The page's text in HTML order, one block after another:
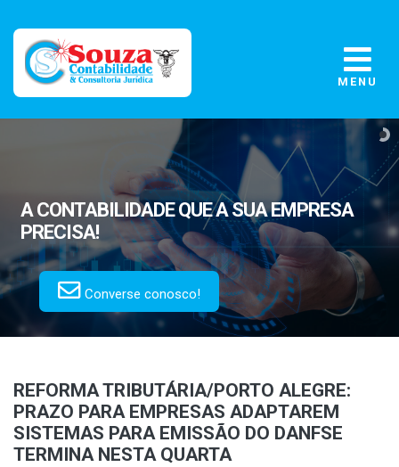
MENU
A CONTABILIDADEQUE A SUA EMPRESA
PRECISA!
Converse conosco!
REFORMA TRIBUTÁRIA/PORTO ALEGRE:
PRAZO PARA EMPRESAS ADAPTAREM
SISTEMAS PARA EMISSÃO DO DANFSE
TERMINA NESTA QUARTA